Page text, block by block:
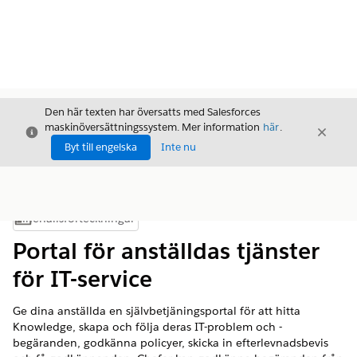
Stäng
Den här texten har översatts med Salesforces
maskinöversättningssystem. Mer information här.
Byt till engelska
Inte nu
Stäng
Visa innehållsförteckning
Innehållsförteckningar
Portal för anställdas tjänster
för IT-service
Ge dina anställda en självbetjäningsportal för att hitta
Knowledge, skapa och följa deras IT-problem och -
begäranden, godkänna policyer, skicka in efterlevnadsbevis